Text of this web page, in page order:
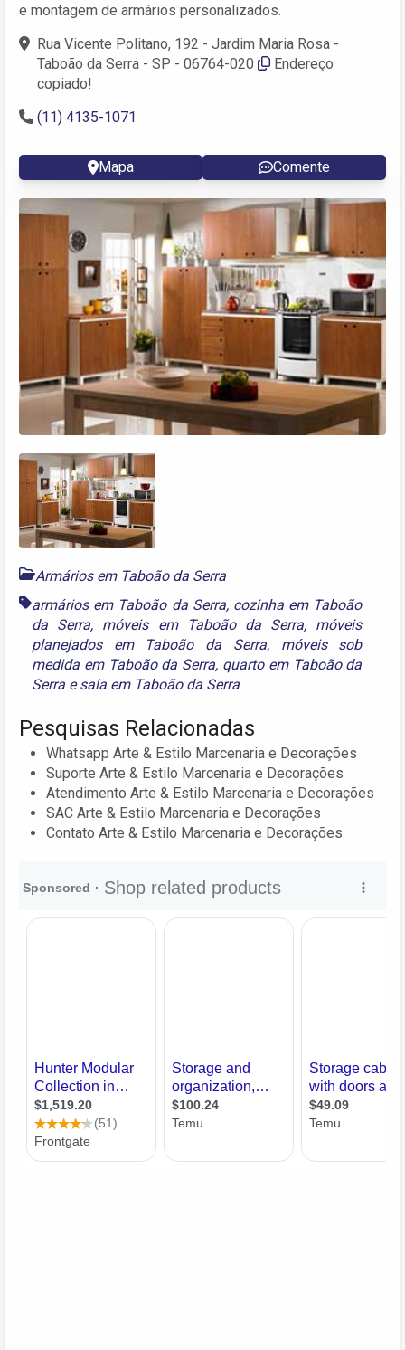
e montagem de armários personalizados.
Rua Vicente Politano, 192 - Jardim Maria Rosa -
Taboão da Serra - SP - 06764-020
Endereço
copiado!
(11) 4135-1071
Mapa Comente
Armários em Taboão da Serra
armários em Taboão da Serra, cozinha em Taboão
da Serra, móveis em Taboão da Serra, móveis
planejados em Taboão da Serra, móveis sob
medida em Taboão da Serra, quarto em Taboão da
Serra esala em Taboão da Serra
Pesquisas Relacionadas
Whatsapp Arte & Estilo Marcenaria e Decorações
Suporte Arte & Estilo Marcenaria e Decorações
Atendimento Arte & Estilo Marcenaria e Decorações
SAC Arte & Estilo Marcenaria e Decorações
Contato Arte & Estilo Marcenaria e Decorações